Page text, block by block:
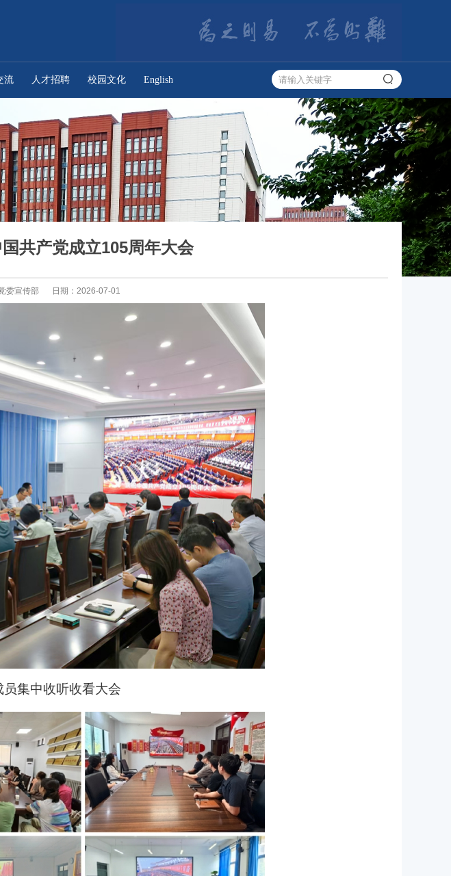
流 人才招聘 校园文化 English
共产党成立105周年大会
委宣传部 日期：2026-07-01
集中收听收看大会